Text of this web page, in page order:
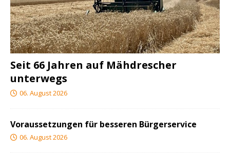
Seit 66 Jahren auf Mähdrescher
unterwegs
06. August 2026
Voraussetzungen für besseren Bürgerservice
06. August 2026